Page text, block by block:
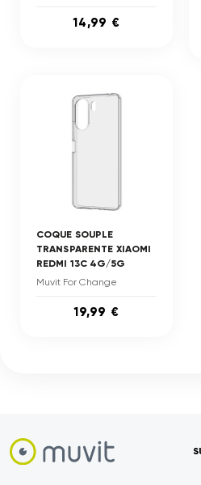
14,99 €
COQUE SOUPLE
TRANSPARENTE XIAOMI
REDMI 13C 4G/5G
Muvit For Change
19,99 €